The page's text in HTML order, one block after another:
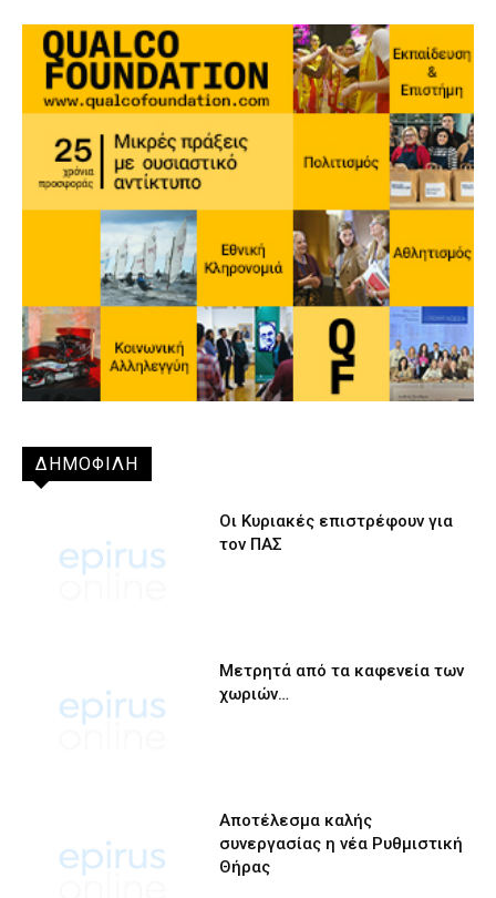
ΔΗΜΟΦΙΛΗ
Οι Κυριακές επιστρέφουν για
τον ΠΑΣ
Μετρητά από τα καφενεία των
χωριών…
Αποτέλεσμα καλής
συνεργασίας η νέα Ρυθμιστική
Θήρας